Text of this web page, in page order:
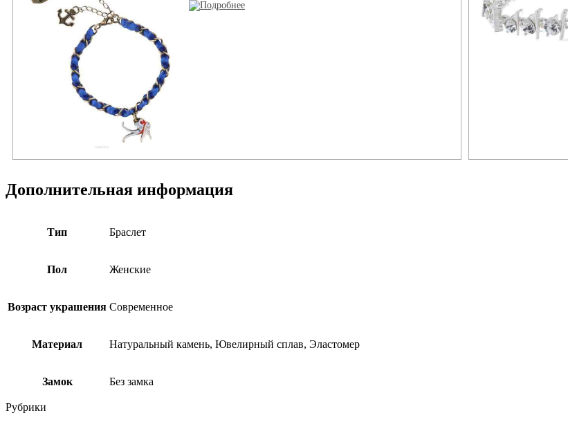
Дополнительная информация
Тип Браслет
Пол Женские
Возраст украшения Современное
Материал Натуральный камень, Ювелирный сплав, Эластомер
Замок Без замка
Рубрики